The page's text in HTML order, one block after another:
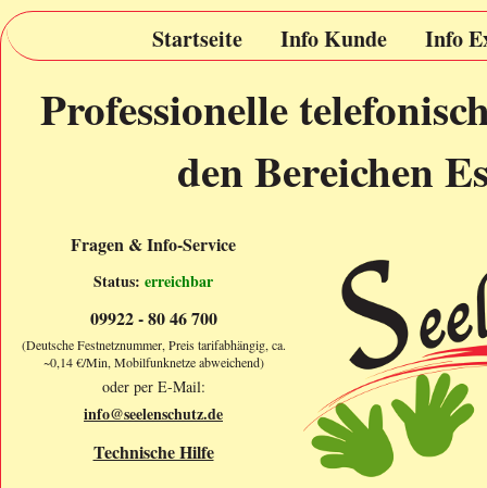
Startseite Info Kunde Info
Professionelle
den Bereichen
Fragen & Info-Service
Status: erreichbar
09922 - 80 46 700
(Deutsche Festnetznummer, Preis tarifabhängig, ca.
~0,14 €/Min, Mobilfunknetze abweichend)
oder per E-Mail:
info@seelenschutz.de
Technische Hilfe